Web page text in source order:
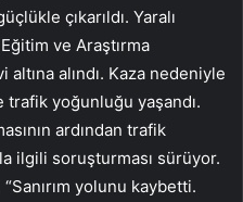
çıkarıldı. Yaralı
ve Araştırma
altına alındı. Kaza nedeniyle
yoğunluğu yaşandı.
ardından trafik
ilgili soruşturması sürüyor.
yolunu kaybetti.